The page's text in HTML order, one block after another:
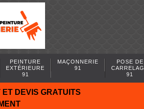
PEINTURE
EXTÉRIEURE
91
MAÇONNERIE
91
POSE DE
91
DEVIS GRATUITS